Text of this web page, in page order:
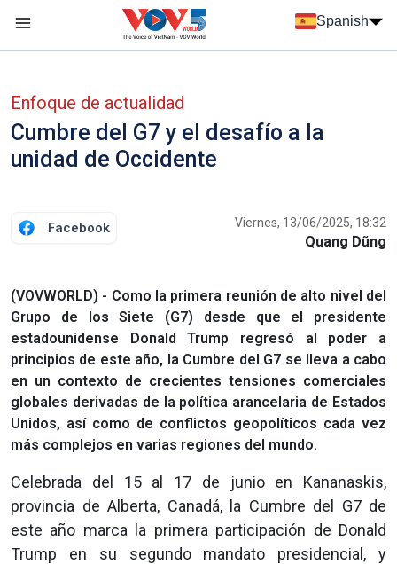
Spanish
Enfoque de actualidad
Cumbre del G7 y el desafío a la
unidad de Occidente
Facebook Viernes, 13/06/2025, 18:32
Quang Dũng
(VOVWORLD) - Como la primera reunión de alto nivel del
Grupo de los Siete (G7) desde que el presidente
estadounidense Donald Trump regresó al poder a
principios de este año, la Cumbre del G7 se lleva a cabo
en un contexto de crecientes tensiones comerciales
globales derivadas de la política arancelaria de Estados
Unidos, así como de conflictos geopolíticos cada vez
más complejos en varias regiones del mundo.
Celebrada del 15 al 17 de junio en Kananaskis,
provincia de Alberta, Canadá, la Cumbre del G7 de
este año marca la primera participación de Donald
Trump en su segundo mandato presidencial, y